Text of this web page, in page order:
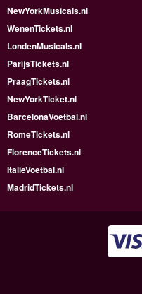
NewYorkMusicals.nl
WenenTickets.nl
LondenMusicals.nl
ParijsTickets.nl
PraagTickets.nl
NewYorkTicket.nl
BarcelonaVoetbal.nl
RomeTickets.nl
FlorenceTickets.nl
ItalieVoetbal.nl
MadridTickets.nl